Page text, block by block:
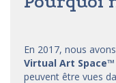
En 2017, nous
Virtual Art Space™
peuvent être vues